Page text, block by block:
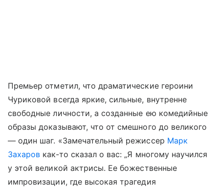
Премьер отметил, что драматические героини
Чуриковой всегда яркие, сильные, внутренне
свободные личности, а созданные ею комедийные
образы доказывают, что от смешного до великого
— один шаг. «Замечательный режиссер Марк
Захаров как-то сказал о вас: „Я многому научился
у этой великой актрисы. Ее божественные
импровизации, где высокая трагедия